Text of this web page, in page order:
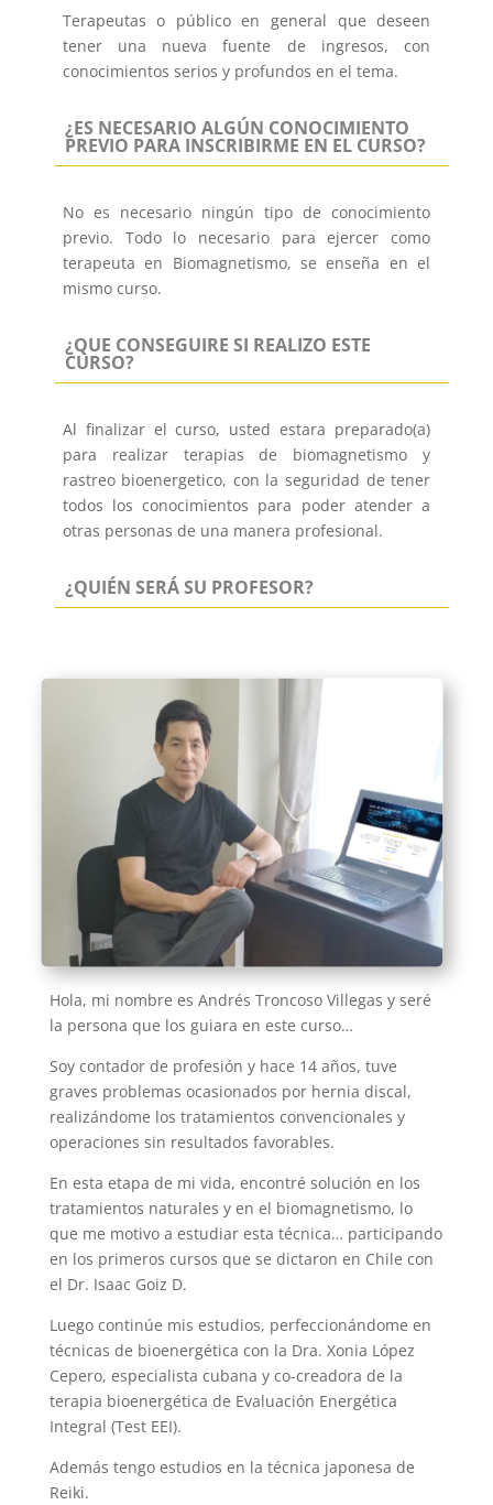
Terapeutas o público en general que deseen
tener una nueva fuente de ingresos, con
conocimientos serios y profundos en el tema.
¿ES NECESARIO ALGÚN CONOCIMIENTO
PREVIO PARA INSCRIBIRME EN EL CURSO?
No es necesario ningún tipo de conocimiento
previo. Todo lo necesario para ejercer como
terapeuta en Biomagnetismo, se enseña en el
mismo curso.
¿QUE CONSEGUIRE SI REALIZO ESTE
CURSO?
Al finalizar el curso, usted estara preparado(a)
para realizar terapias de biomagnetismo y
rastreo bioenergetico, con la seguridad de tener
todos los conocimientos para poder atender a
otras personas de una manera profesional.
¿QUIÉN SERÁ SU PROFESOR?
Hola, mi nombre es Andrés Troncoso Villegas y seré
la persona que los guiara en este curso…
Soy contador de profesión y hace 14 años, tuve
graves problemas ocasionados por hernia discal,
realizándome los tratamientos convencionales y
operaciones sin resultados favorables.
En esta etapa de mi vida, encontré solución en los
tratamientos naturales y en el biomagnetismo, lo
que me motivo a estudiar esta técnica… participando
en los primeros cursos que se dictaron en Chile con
el Dr. Isaac Goiz D.
Luego continúe mis estudios, perfeccionándome en
técnicas de bioenergética con la Dra. Xonia López
Cepero, especialista cubana y co-creadora de la
terapia bioenergética de Evaluación Energética
Integral (Test EEI).
Además tengo estudios en la técnica japonesa de
Reiki.